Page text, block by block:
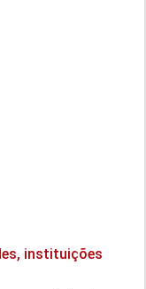
instituições